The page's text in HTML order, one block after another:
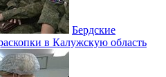
Бердские
в Калужскую область